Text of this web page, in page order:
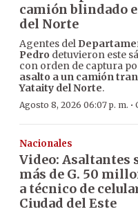
camión blindado
del Norte
Agentes del
Pedro detuvieron este
con orden de captura
asalto a un camión
Yataity del Norte.
Agosto 8, 2026 06:07 p. m. ·
Nacionales
Video: Asaltantes
más de G. 50
a técnico de
Ciudad del Este